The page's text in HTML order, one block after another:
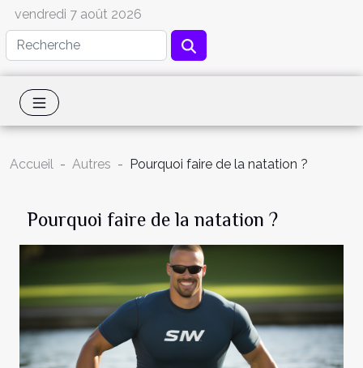
vendredi 7 août 2026
Accueil Autres Pourquoi faire de la natation ?
Pourquoi faire de la natation ?